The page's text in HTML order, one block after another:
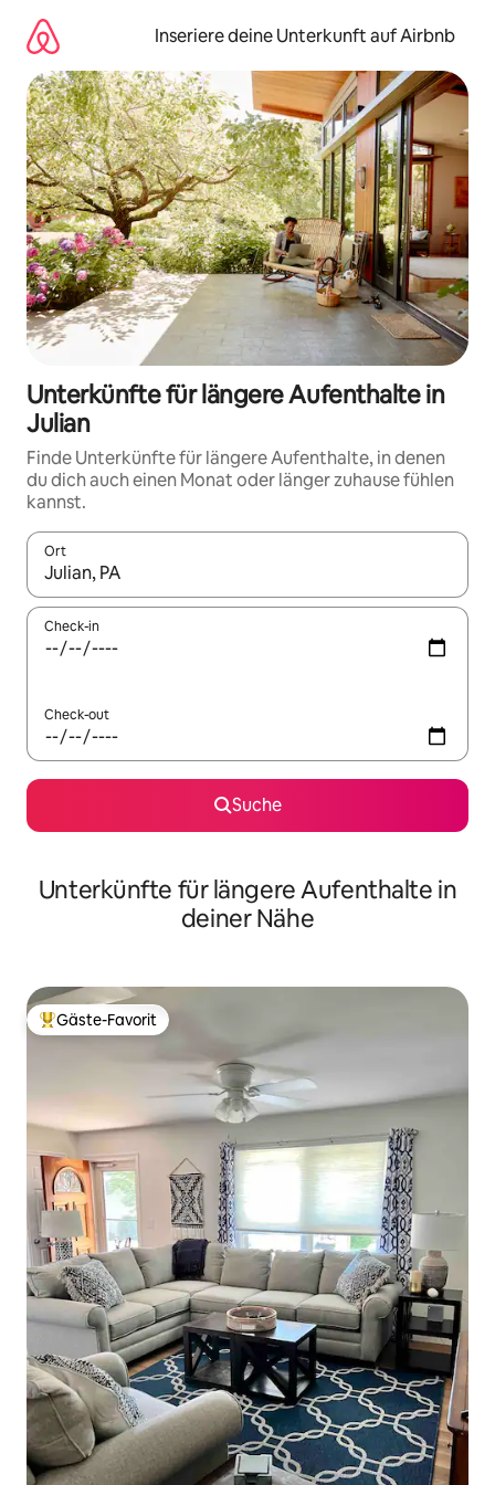
Inhalten
springen
Inseriere deine Unterkunft auf Airbnb
Unterkünfte für längere Aufenthalte in
Julian
Finde Unterkünfte für längere Aufenthalte, in denen
du dich auch einen Monat oder länger zuhause fühlen
kannst.
Ort
Wenn Ergebnisse verfügbar sind, navigiere mit den
Check-in
Check-out
Suche
Unterkünfte für längere Aufenthalte in
deiner Nähe
Beliebter Gäste-Favorit.
Gäste-Favorit